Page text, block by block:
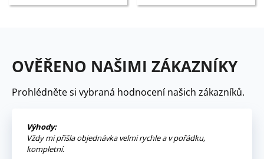
OVĚŘENO NAŠIMI ZÁKAZNÍKY
Prohlédněte si vybraná hodnocení našich zákazníků.
Výhody:
Vždy mi přišla objednávka velmi rychle a v pořádku,
kompletní.